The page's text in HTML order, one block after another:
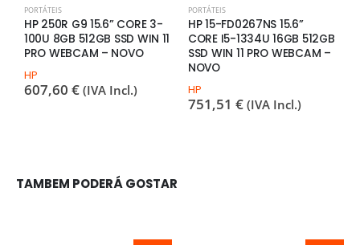
PORTÁTEIS
HP 250R G9 15.6” CORE 3-
100U 8GB 512GB SSD WIN 11
PRO WEBCAM – NOVO
HP
607,60 € (IVA Incl.)
PORTÁTEIS
HP 15-FD0267NS 15.6”
CORE I5-1334U 16GB 512GB
SSD WIN 11 PRO WEBCAM –
NOVO
HP
751,51 € (IVA Incl.)
TAMBEM PODERÁ GOSTAR